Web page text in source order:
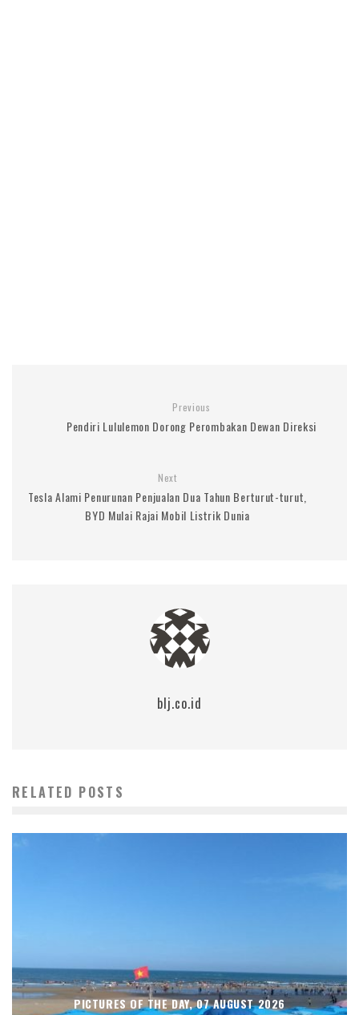
Previous
Pendiri Lululemon Dorong Perombakan Dewan Direksi
Next
Tesla Alami Penurunan Penjualan Dua Tahun Berturut-turut,
BYD Mulai Rajai Mobil Listrik Dunia
blj.co.id
RELATED POSTS
PICTURES OF THE DAY, 07 AUGUST 2026